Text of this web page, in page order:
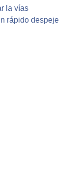
la vías
rápido despeje